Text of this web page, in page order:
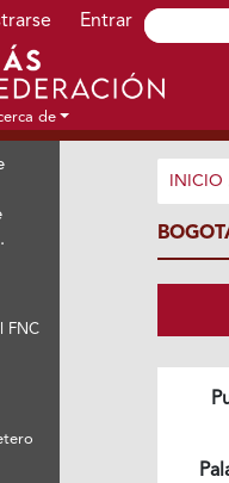
principalEntrar
de
FNC
INICIO